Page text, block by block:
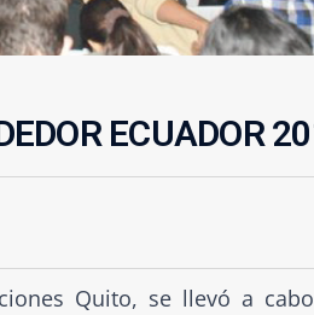
ECUADOR
Quito, se llevó a